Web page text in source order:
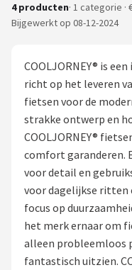
Merken
Fietsroutes
Kinderfietsen
Stadsfietsen
Elektrische
Mountainbikes
Shop
4 producten· 1 categorie ·
Bijgewerkt op 08-12-2024
COOLJORNEY® is
richt op het leveren
fietsen voor de
strakke ontwerp en
COOLJORNEY®
comfort garanderen.
voor detail en
voor dagelijkse ritten
focus op
het merk ernaar om
alleen probleemloos
fantastisch uitzien.